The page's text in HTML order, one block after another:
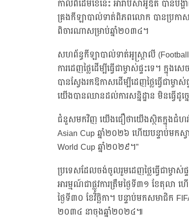
កាលពីដើមខែនេះ អារ៉ាប៊ីសាអ៊ូឌីត បានប
គ្រងកីឡាបាល់ទាត់ពិភពលោក បានប្រកាស
ពិចារណាសម្រាប់ឆ្នាំ២០៣៤។
សហព័ន្ធកីឡាបាល់ទាត់អូស្ត្រាលី (Football
ការដេញថ្លៃដើម្បីធ្វើជាម្ចាស់ផ្ទះទេ។
បានស្វែងរកឱកាសដើម្បីដេញថ្លៃធ្វើជា
យើងបានឈានដល់ការសន្និដ្ឋាន មិនធ្វើដូ
ជំនួសមកវិញ យើងជឿថាយើងស្ថិតក្នុងជំហររឹងម
Asian Cup ឆ្នាំ២០២៦ ហើយបន្ទាប់មក
World Cup ឆ្នាំ២០២៩។”
ប្រទេសដែលចង់ចូលរួមដេញថ្លៃធ្វើជាម្ចា
អារម្មណ៍ជាផ្លូវការត្រឹមថ្ងៃទី៣១ ខែតុលា
ថ្ងៃទី៣០ ខែវិច្ឆិកា។ បន្ទាប់មកសមាជិក
២០៣៤ នាចុងឆ្នាំ២០២៤៕